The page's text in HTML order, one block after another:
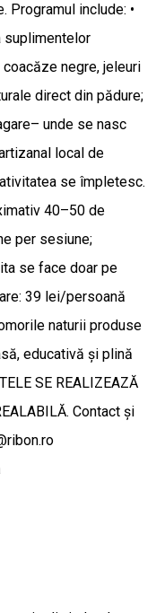
Programul include: •
suplimentelor
coacăze negre, jeleuri
direct din pădure;
unde se nasc
local de
se împletesc.
40–50 de
per sesiune;
se face doar pe
39 lei/persoană
naturii produse
educativă și plină
SE REALIZEAZĂ
Contact și